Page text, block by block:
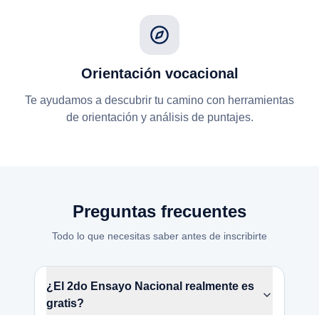
Orientación vocacional
Te ayudamos a descubrir tu camino con herramientas
de orientación y análisis de puntajes.
Preguntas frecuentes
Todo lo que necesitas saber antes de inscribirte
¿El 2do Ensayo Nacional realmente es
gratis?